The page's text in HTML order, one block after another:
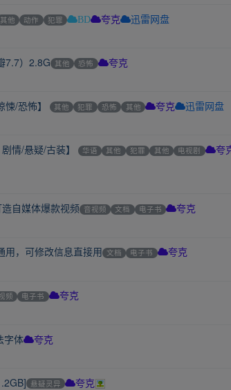
其他 动作 犯罪 BD 夸克 迅雷网盘
7.7）2.8G 其他 恐怖 夸克
/恐怖】 其他 犯罪 恐怖 其他 夸克 迅雷网盘
情/悬疑/古装】 华语 其他 犯罪 其他 电视剧
夸
自媒体爆款视频 音视频 文档 电子书 夸克
用，可修改信息直接用 文档 电子书 夸克
频 电子书 夸克
字体 夸克
悬疑灵异 夸克